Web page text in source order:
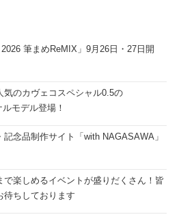
筆まめReMIX」9月26日・27日開
気のカヴェコスペシャル0.5の
モデル登場！
念品制作サイト「with NAGASAWA」
で楽しめるイベントが盛りだくさん！皆
待ちしております